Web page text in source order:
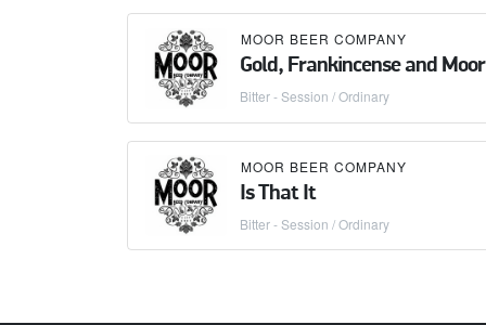
MOOR BEER COMPANY
Gold, Frankincense and Moor
Bitter - Session / Ordinary
MOOR BEER COMPANY
Is That It
Bitter - Session / Ordinary